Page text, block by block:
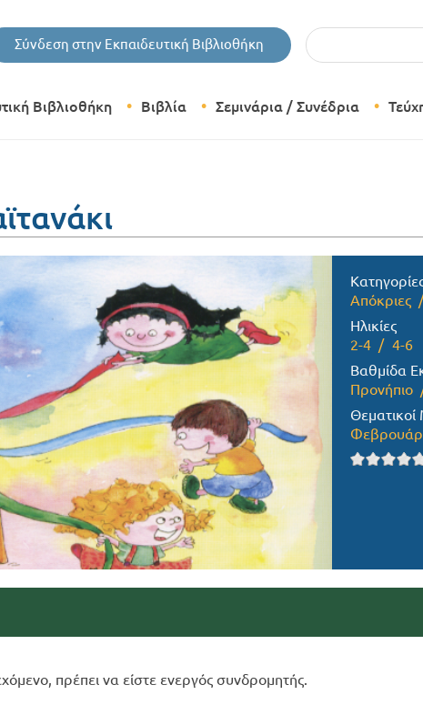
Σύνδεση στην Εκπαιδευτική Βιβλιοθήκη
Βιβλιοθήκη Βιβλία Σεμινάρια / Συνέδρια
Απόκριες
Ηλικίες
2-4
4-6
Βαθμίδα
Προνήπιο
Θεματικοί
πρέπει να είστε ενεργός συνδρομητής.